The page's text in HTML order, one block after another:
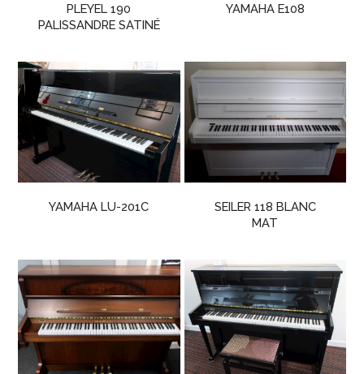
PLEYEL 190
PALISSANDRE SATINÉ
YAMAHA E108
YAMAHA LU-201C
SEILER 118 BLANC
MAT